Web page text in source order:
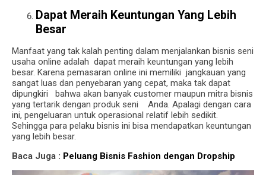
Dapat Meraih Keuntungan Yang Lebih
Besar
Manfaat yang tak kalah penting dalam menjalankan bisnis seni
usaha online adalah dapat meraih keuntungan yang lebih
besar. Karena pemasaran online ini memiliki jangkauan yang
sangat luas dan penyebaran yang cepat, maka tak dapat
dipungkiri bahwa akan banyak customer maupun mitra bisnis
yang tertarik dengan produk seni Anda. Apalagi dengan cara
ini, pengeluaran untuk operasional relatif lebih sedikit.
Sehingga para pelaku bisnis ini bisa mendapatkan keuntungan
yang lebih besar.
Baca Juga : Peluang Bisnis Fashion dengan Dropship